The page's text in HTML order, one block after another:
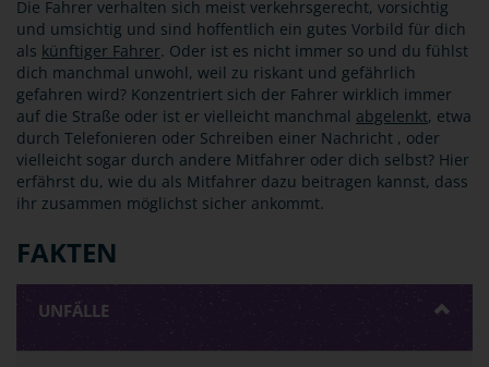
Die Fahrer verhalten sich meist verkehrsgerecht, vorsichtig
und umsichtig und sind hoffentlich ein gutes Vorbild für dich
als künftiger Fahrer. Oder ist es nicht immer so und du fühlst
dich manchmal unwohl, weil zu riskant und gefährlich
gefahren wird? Konzentriert sich der Fahrer wirklich immer
auf die Straße oder ist er vielleicht manchmal abgelenkt, etwa
durch Telefonieren oder Schreiben einer Nachricht , oder
vielleicht sogar durch andere Mitfahrer oder dich selbst? Hier
erfährst du, wie du als Mitfahrer dazu beitragen kannst, dass
ihr zusammen möglichst sicher ankommt.
FAKTEN
UNFÄLLE